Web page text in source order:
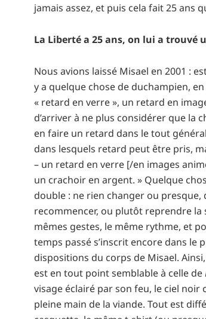
jamais assez, et puis cela fait 25 ans
La Liberté a 25 ans, on lui a trouvé
Nous avions laissé Misael en 2001 :
y a quelque chose de duchampien,
« retard en verre », un retard en
d’arriver à ne plus considérer que la
en faire un retard dans le tout
dans lesquels retard peut être pris,
– un retard en verre [/en images
un crachoir en argent. » Quelque
double : ne rien changer ou
recommencer, ou plutôt reprendre la
mêmes gestes, le même rythme, et
temps passé s’inscrit encore dans
dispositions du corps de Misael.
est en tout point semblable à celle de
visage éclairé par son feu, le ciel noir
pleine main de la viande. Tout est